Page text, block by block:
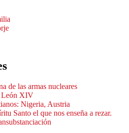
de las armas nucleares
León XIV
Nigeria, Austria
Santo el que nos enseña a rezar.